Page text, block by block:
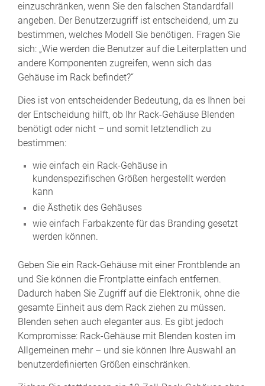
einzuschränken, wenn Sie den falschen Standardfall
angeben. Der Benutzerzugriff ist entscheidend, um zu
bestimmen, welches Modell Sie benötigen. Fragen Sie
sich: „Wie werden die Benutzer auf die Leiterplatten und
andere Komponenten zugreifen, wenn sich das
Gehäuse im Rack befindet?“
Dies ist von entscheidender Bedeutung, da es Ihnen bei
der Entscheidung hilft, ob Ihr Rack-Gehäuse Blenden
benötigt oder nicht – und somit letztendlich zu
bestimmen:
wie einfach ein Rack-Gehäuse in
kundenspezifischen Größen hergestellt werden
kann
die Ästhetik des Gehäuses
wie einfach Farbakzente für das Branding gesetzt
werden können.
Geben Sie ein Rack-Gehäuse mit einer Frontblende an
und Sie können die Frontplatte einfach entfernen.
Dadurch haben Sie Zugriff auf die Elektronik, ohne die
gesamte Einheit aus dem Rack ziehen zu müssen.
Blenden sehen auch eleganter aus. Es gibt jedoch
Kompromisse: Rack-Gehäuse mit Blenden kosten im
Allgemeinen mehr – und sie können Ihre Auswahl an
benutzerdefinierten Größen einschränken.